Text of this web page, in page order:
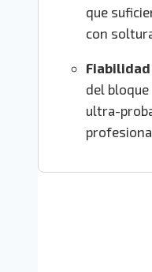
que
con
del bloque
ultra-